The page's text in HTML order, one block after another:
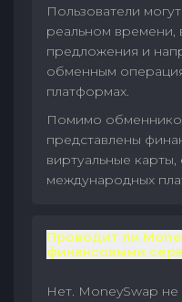
Пользователи
реальном времени,
предложения и
обменным
платформах.
Помимо
представлены
виртуальные карты,
международных
Проводит ли
финансовыми
Нет. MoneySwap